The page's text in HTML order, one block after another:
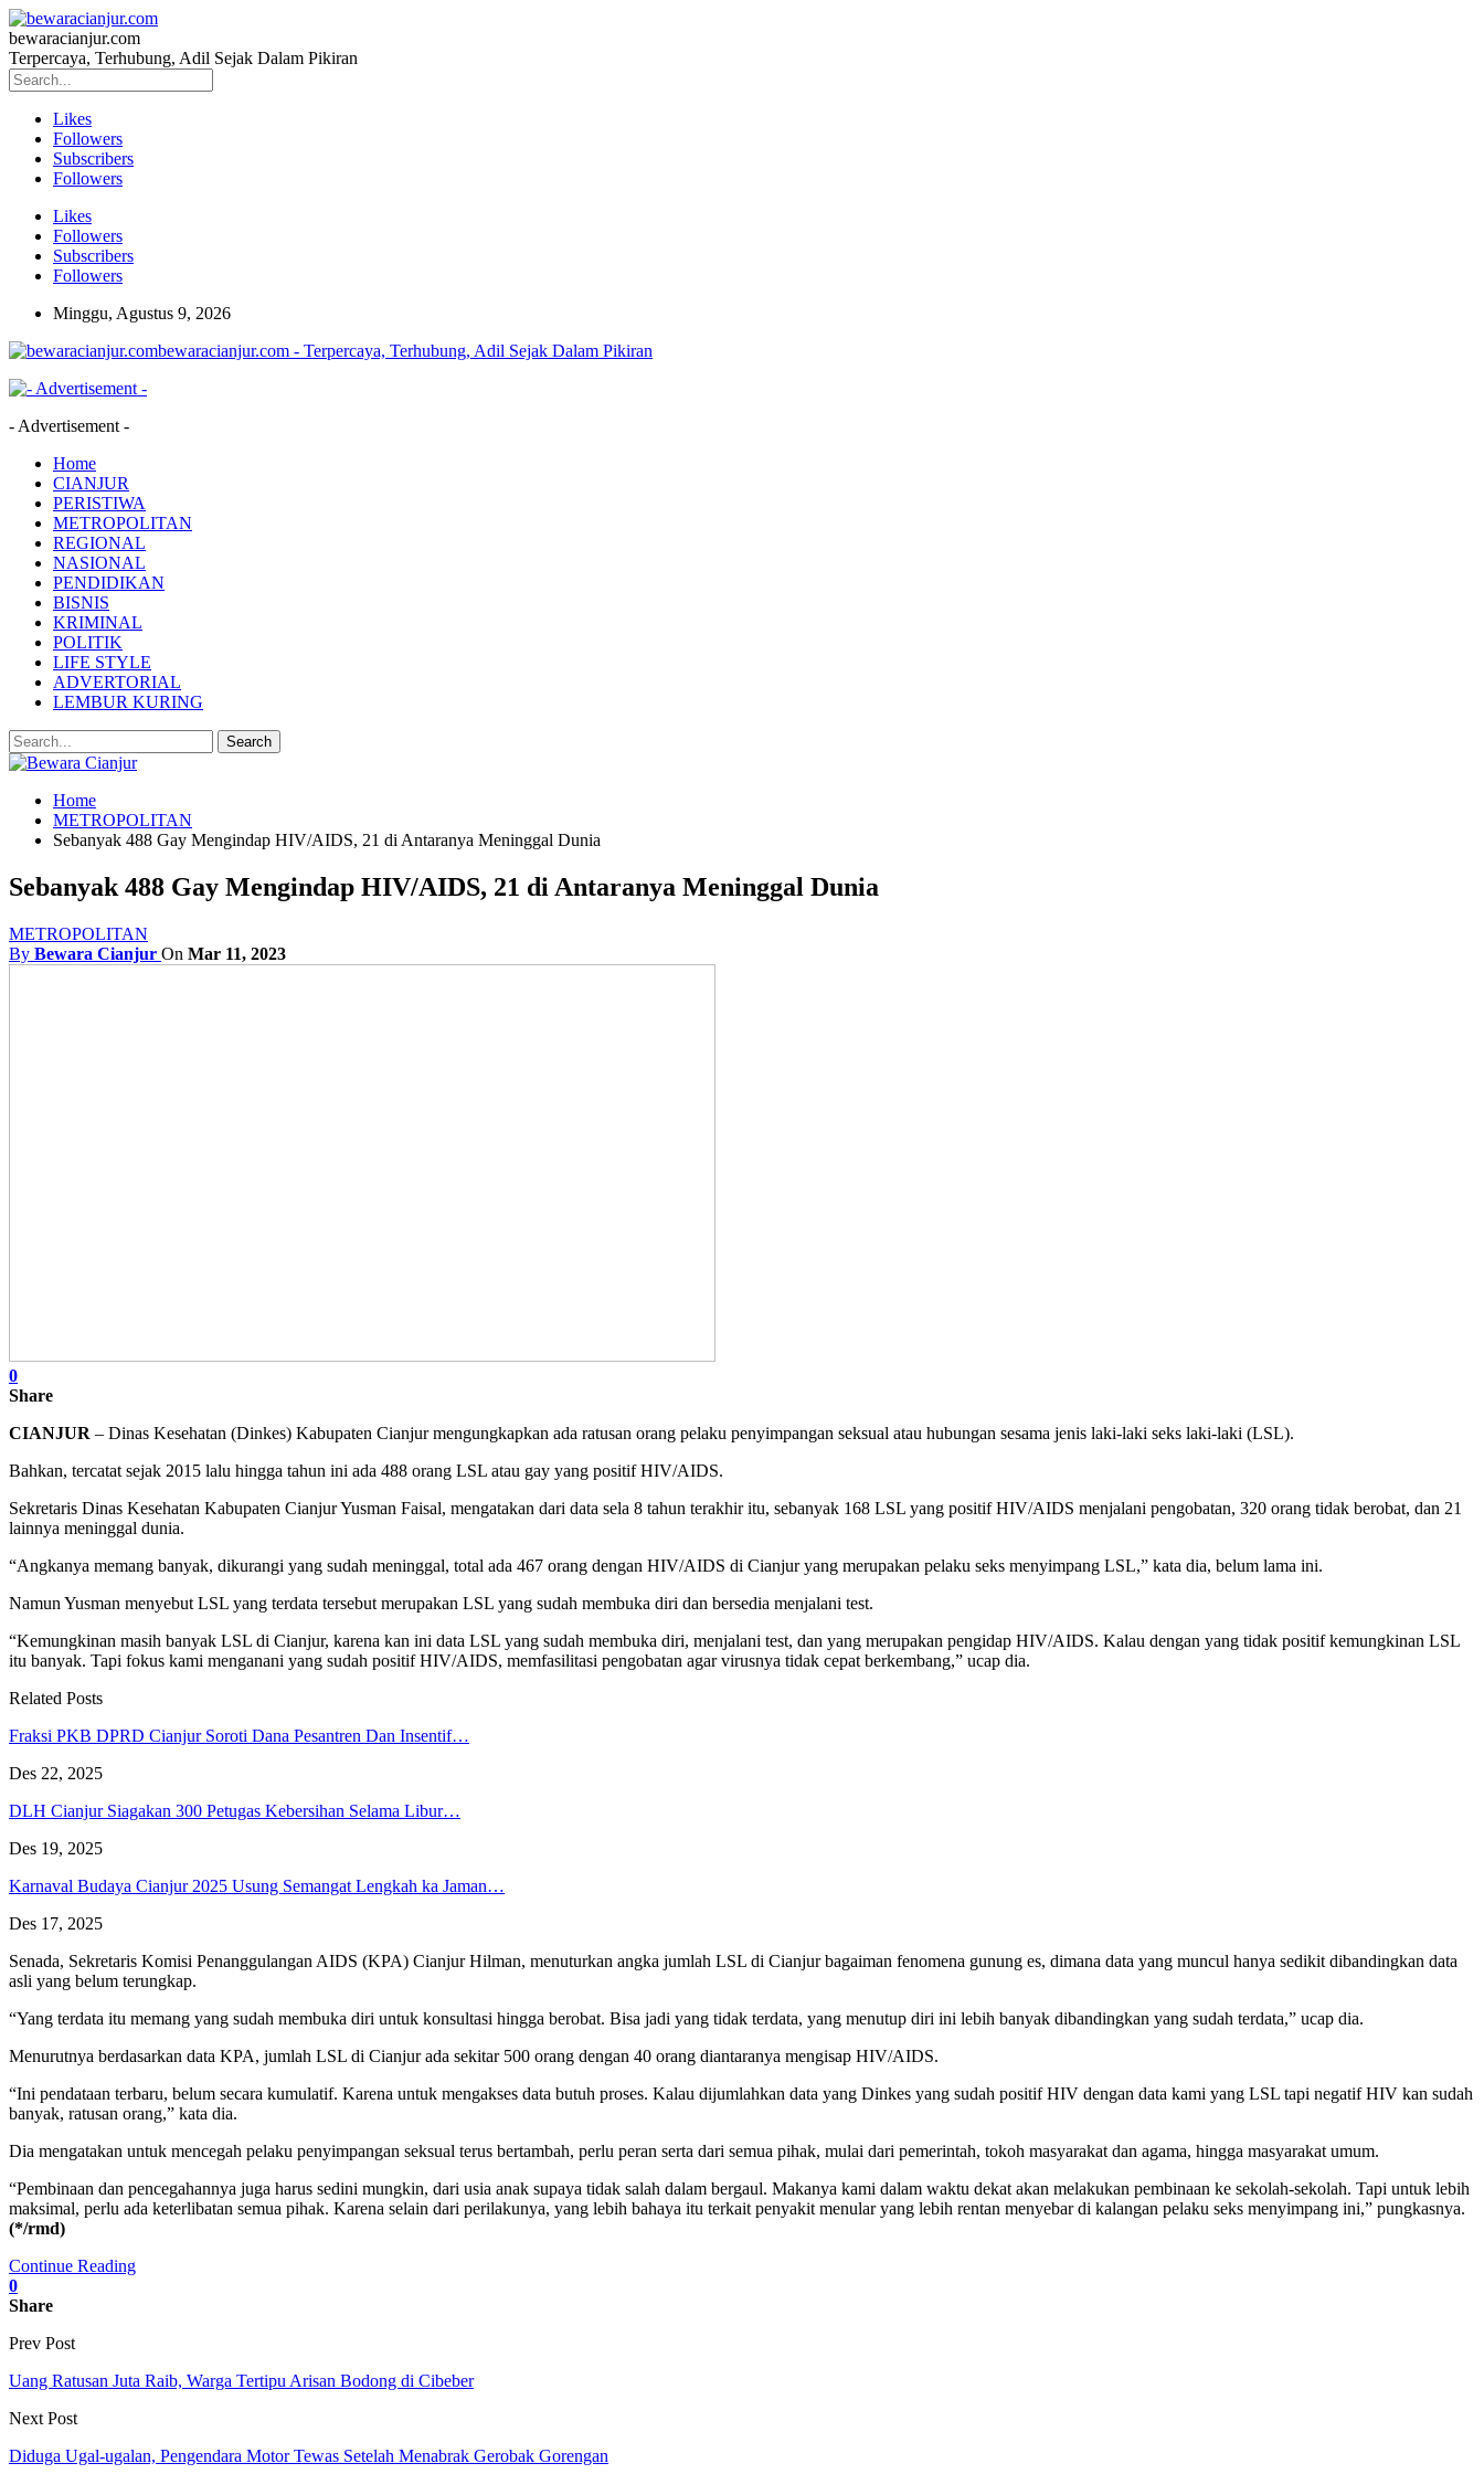
bewaracianjur.com
Terpercaya, Terhubung, Adil Sejak Dalam Pikiran
Likes
Followers
Subscribers
Followers
Likes
Followers
Subscribers
Followers
Minggu, Agustus 9, 2026
bewaracianjur.com - Terpercaya, Terhubung, Adil Sejak Dalam Pikiran
- Advertisement -
Home
CIANJUR
PERISTIWA
METROPOLITAN
REGIONAL
NASIONAL
PENDIDIKAN
BISNIS
KRIMINAL
POLITIK
LIFE STYLE
ADVERTORIAL
LEMBUR KURING
Home
METROPOLITAN
Sebanyak 488 Gay Mengindap HIV/AIDS, 21 di Antaranya Meninggal Dunia
Sebanyak 488 Gay Mengindap HIV/AIDS, 21 di Antaranya Meninggal Dunia
METROPOLITAN
By Bewara Cianjur On Mar 11, 2023
0
Share
CIANJUR – Dinas Kesehatan (Dinkes) Kabupaten Cianjur mengungkapkan ada ratusan orang pelaku penyimpangan seksual atau hubungan sesama jenis laki-laki seks laki-laki (LSL).
Bahkan, tercatat sejak 2015 lalu hingga tahun ini ada 488 orang LSL atau gay yang positif HIV/AIDS.
Sekretaris Dinas Kesehatan Kabupaten Cianjur Yusman Faisal, mengatakan dari data sela 8 tahun terakhir itu, sebanyak 168 LSL yang positif HIV/AIDS menjalani pengobatan, 320 orang tidak berobat, dan 21
lainnya meninggal dunia.
“Angkanya memang banyak, dikurangi yang sudah meninggal, total ada 467 orang dengan HIV/AIDS di Cianjur yang merupakan pelaku seks menyimpang LSL,” kata dia, belum lama ini.
Namun Yusman menyebut LSL yang terdata tersebut merupakan LSL yang sudah membuka diri dan bersedia menjalani test.
“Kemungkinan masih banyak LSL di Cianjur, karena kan ini data LSL yang sudah membuka diri, menjalani test, dan yang merupakan pengidap HIV/AIDS. Kalau dengan yang tidak positif kemungkinan LSL
itu banyak. Tapi fokus kami menganani yang sudah positif HIV/AIDS, memfasilitasi pengobatan agar virusnya tidak cepat berkembang,” ucap dia.
Related Posts
Fraksi PKB DPRD Cianjur Soroti Dana Pesantren Dan Insentif…
Des 22, 2025
DLH Cianjur Siagakan 300 Petugas Kebersihan Selama Libur…
Des 19, 2025
Karnaval Budaya Cianjur 2025 Usung Semangat Lengkah ka Jaman…
Des 17, 2025
Senada, Sekretaris Komisi Penanggulangan AIDS (KPA) Cianjur Hilman, menuturkan angka jumlah LSL di Cianjur bagaiman fenomena gunung es, dimana data yang muncul hanya sedikit dibandingkan data
asli yang belum terungkap.
“Yang terdata itu memang yang sudah membuka diri untuk konsultasi hingga berobat. Bisa jadi yang tidak terdata, yang menutup diri ini lebih banyak dibandingkan yang sudah terdata,” ucap dia.
Menurutnya berdasarkan data KPA, jumlah LSL di Cianjur ada sekitar 500 orang dengan 40 orang diantaranya mengisap HIV/AIDS.
“Ini pendataan terbaru, belum secara kumulatif. Karena untuk mengakses data butuh proses. Kalau dijumlahkan data yang Dinkes yang sudah positif HIV dengan data kami yang LSL tapi negatif HIV kan sudah
banyak, ratusan orang,” kata dia.
Dia mengatakan untuk mencegah pelaku penyimpangan seksual terus bertambah, perlu peran serta dari semua pihak, mulai dari pemerintah, tokoh masyarakat dan agama, hingga masyarakat umum.
“Pembinaan dan pencegahannya juga harus sedini mungkin, dari usia anak supaya tidak salah dalam bergaul. Makanya kami dalam waktu dekat akan melakukan pembinaan ke sekolah-sekolah. Tapi untuk lebih
maksimal, perlu ada keterlibatan semua pihak. Karena selain dari perilakunya, yang lebih bahaya itu terkait penyakit menular yang lebih rentan menyebar di kalangan pelaku seks menyimpang ini,” pungkasnya.
(*/rmd)
Continue Reading
0
Share
Prev Post
Uang Ratusan Juta Raib, Warga Tertipu Arisan Bodong di Cibeber
Next Post
Diduga Ugal-ugalan, Pengendara Motor Tewas Setelah Menabrak Gerobak Gorengan